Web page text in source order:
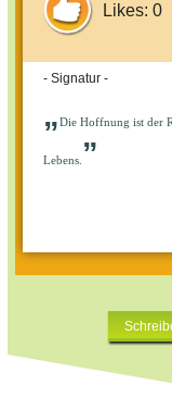
Likes: 0
- Signatur -
„Die Hoffnung ist der
Lebens. ”